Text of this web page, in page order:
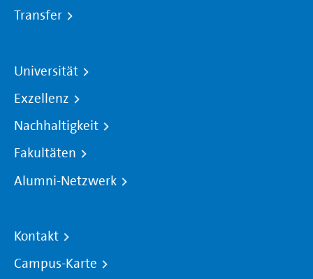
Transfer
Universität
Exzellenz
Nachhaltigkeit
Fakultäten
Alumni-Netzwerk
Kontakt
Campus-Karte